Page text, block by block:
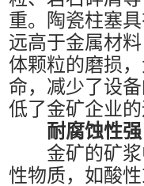
重。陶瓷柱塞
远高于金属材
体颗粒的磨损
命，减少了设
低了金矿企业的
耐腐蚀性强
金矿的矿浆
性物质，如酸